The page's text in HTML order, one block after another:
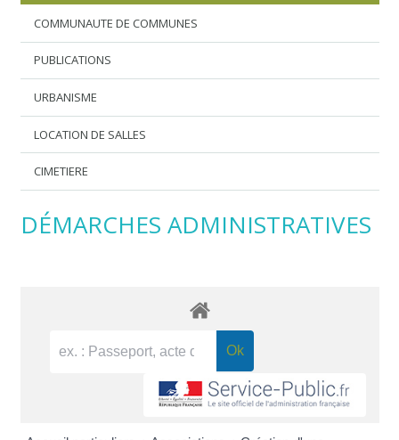
COMMUNAUTE DE COMMUNES
PUBLICATIONS
URBANISME
LOCATION DE SALLES
CIMETIERE
DÉMARCHES ADMINISTRATIVES